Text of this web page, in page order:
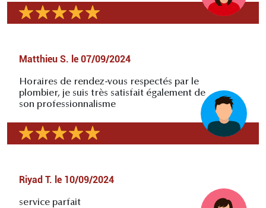
Matthieu S. le 07/09/2024
Horaires de rendez-vous respectés par le
plombier, je suis très satisfait également de
son professionnalisme
Riyad T. le 10/09/2024
service parfait